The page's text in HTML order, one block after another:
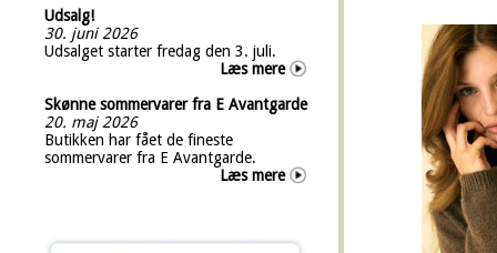
Udsalg!
30. juni 2026
Udsalget starter fredag den 3. juli.
Læs mere
Skønne sommervarer fra E Avantgarde
20. maj 2026
Butikken har fået de fineste
sommervarer fra E Avantgarde.
Læs mere